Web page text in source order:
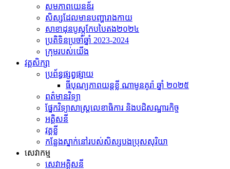
សមភាព​យេនឌ័រ
សិស្សដែលមានបញ្ហារាងកាយ
សាខាដុនបូស្កូកែបបៃតង២០២៤
ប្រតិទិនប្រចាំឆ្នាំ 2023-2024
ក្រុម​របស់​យើង
វគ្គសិក្សា
ប្រព័ន្ធផ្សព្វផ្សាយ
ធីបុណ្យភាពយន្តខ្លី ណាមូនគូរ៉ា ឆ្នាំ ២០២៥
ព​ត៌​មាន​វិទ្យា
ផ្នែកវិទ្យាសាស្រ្តលេខាធិការ និងបដិសណ្ឋារកិច្ច
អគ្គិសនី
វគ្គខ្លី
កន្លែងស្នាក់នៅរបស់សិស្សបងប្រុសសុរិយា
សេវាកម្ម
សេវាអគ្គិសនី